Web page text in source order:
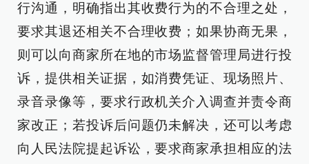
行沟通，明确指出其收费行为的不合理之处，
要求其退还相关不合理收费；如果协商无果，
则可以向商家所在地的市场监督管理局进行投
诉，提供相关证据，如消费凭证、现场照片、
录音录像等，要求行政机关介入调查并责令商
家改正；若投诉后问题仍未解决，还可以考虑
向人民法院提起诉讼，要求商家承担相应的法